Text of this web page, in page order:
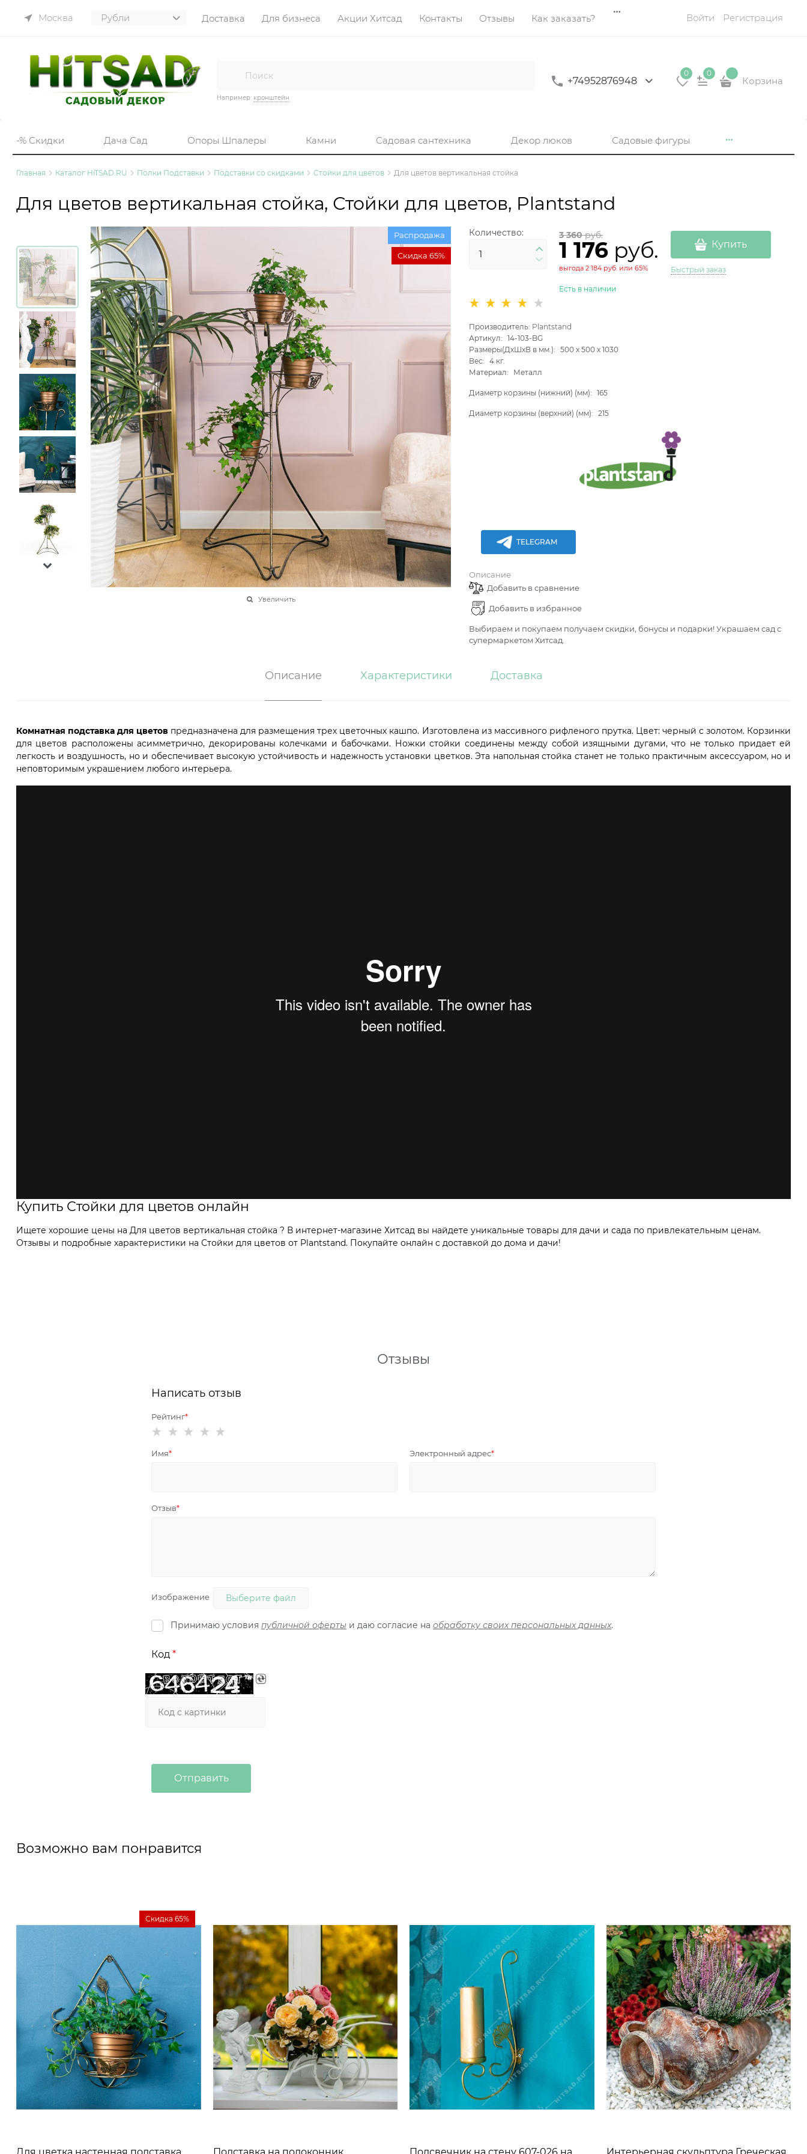
Москва Доставка Для бизнеса Акции Хитсад Контакты Отзывы Как заказать? Войти Регистрация
Например: кронштейн
+74952876948
0 0
Корзина
-% Скидки Дача Сад Опоры Шпалеры Камни Садовая сантехника Декор люков Садовые фигуры
Главная Каталог HiTSAD.RU Полки Подставки Подставки со скидками Стойки для цветов Для цветов вертикальная стойка
Для цветов вертикальная стойка, Стойки для цветов, Plantstand
Распродажа
Скидка 65%
Увеличить
Количество: 3 360 руб.
1 176 руб.
выгода2 184 руб. или65%
Есть в наличии
Купить
Быстрый заказ
Производитель: Plantstand
Артикул:
14-103-BG
Размеры(ДхШхВ в мм.):
500 x500 x1030
Вес:
4 кг.
Материал:
Металл
Диаметр корзины (нижний) (мм): 165
Диаметр корзины (верхний) (мм): 215
TELEGRAM
Описание
Добавить в сравнение
Добавить в избранное
Выбираем и покупаем получаем скидки, бонусы и подарки! Украшаем сад с
супермаркетом Хитсад.
Описание Характеристики Доставка
Комнатная подставка для цветов предназначена для размещения трех цветочных кашпо. Изготовлена из массивного рифленого прутка. Цвет: черный с золотом.Корзинки
для цветов расположены асимметрично, декорированы колечками и бабочками. Ножки стойки соединены между собой изящными дугами, что не только придает ей
легкость и воздушность, но и обеспечивает высокую устойчивость и надежность установки цветков. Эта напольная стойка станет не только практичным аксессуаром, но и
неповторимым украшением любого интерьера.
Купить Стойки для цветов онлайн
Ищете хорошие цены на Для цветов вертикальная стойка ? В интернет-магазине Хитсад вы найдете уникальные товары для дачи и сада по привлекательным ценам.
Отзывы и подробные характеристики на Стойки для цветов от Plantstand. Покупайте онлайн с доставкой до дома и дачи!
Отзывы
Написать отзыв
Рейтинг
Имя Электронный адрес
Отзыв
Изображение Выберите файл
Принимаю условия публичной оферты и даю согласие на обработку своих персональных данных.
Код
Возможно вам понравится
Скидка 65%